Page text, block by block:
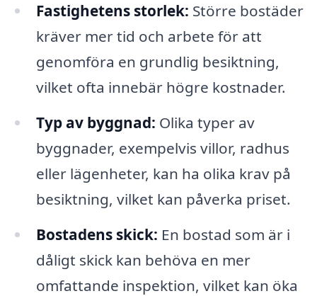
Fastighetens storlek: Större bostäder
kräver mer tid och arbete för att
genomföra en grundlig besiktning,
vilket ofta innebär högre kostnader.
Typ av byggnad: Olika typer av
byggnader, exempelvis villor, radhus
eller lägenheter, kan ha olika krav på
besiktning, vilket kan påverka priset.
Bostadens skick: En bostad som är i
dåligt skick kan behöva en mer
omfattande inspektion, vilket kan öka